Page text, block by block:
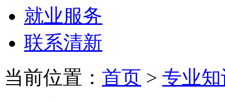
就业服务
联系清新
当前位置： 首页 > 专业